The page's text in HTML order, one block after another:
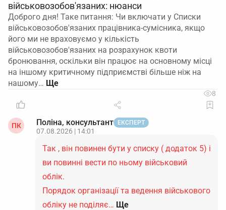
військовозобов'язаних: нюанси
Доброго дня! Таке питання: Чи включати у Списки
військовозобов'язаних працівника-сумісника, якщо
його ми не враховуємо у кількість
військовозобов'язаних на розрахунок квоти
бронювання, оскільки він працює на основному місці
на іншому критичному підприємстві більше ніж на
нашому…
8
ПК Поліна, консультант ЕКСПЕРТ
07.08.2026 | 14:01
Так , він повинен бути у списку ( додаток 5) і
ви повинні вести по ньому військовий
облік.
Порядок організації та ведення військового
обліку не поділяє… Ще